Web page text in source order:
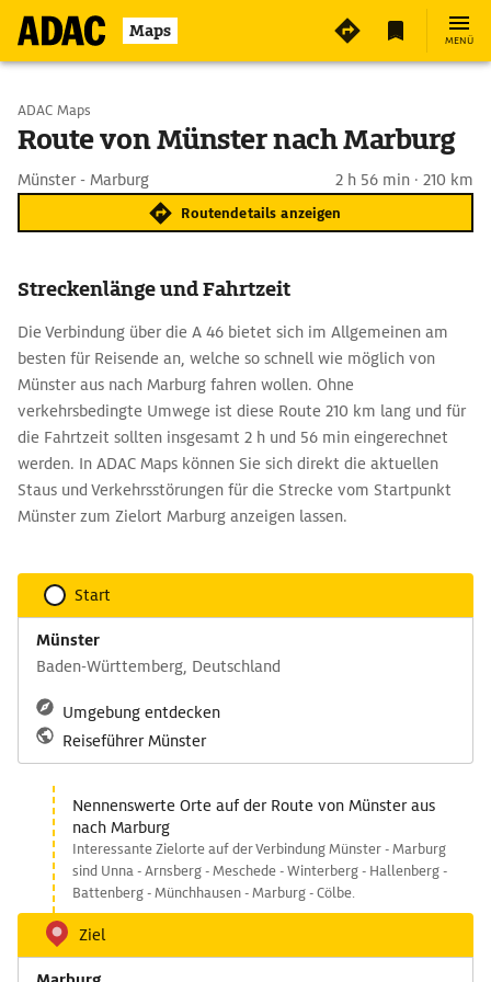
Maps MENÜ
Start wählen
ADAC Maps
Route von Münster nach Marburg
Münster - Marburg 2 h 56 min · 210 km
Routendetails anzeigen
Streckenlänge und Fahrtzeit
Die Verbindung über die A 46 bietet sich im Allgemeinen am
besten für Reisende an, welche so schnell wie möglich von
Münster aus nach Marburg fahren wollen. Ohne
verkehrsbedingte Umwege ist diese Route 210 km lang und für
die Fahrtzeit sollten insgesamt 2 h und 56 min eingerechnet
werden. In ADAC Maps können Sie sich direkt die aktuellen
Staus und Verkehrsstörungen für die Strecke vom Startpunkt
Münster zum Zielort Marburg anzeigen lassen.
Start
Münster
Baden-Württemberg, Deutschland
Umgebung entdecken
Reiseführer Münster
Nennenswerte Orte auf der Route von Münster aus
nach Marburg
Interessante Zielorte auf der Verbindung Münster - Marburg
sind Unna - Arnsberg - Meschede - Winterberg - Hallenberg -
Battenberg - Münchhausen - Marburg - Cölbe.
Ziel